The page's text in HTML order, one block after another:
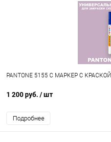
PANTONE 5155 C МАРКЕР С КРАСКОЙ
1 200 руб. / шт
Подробнее